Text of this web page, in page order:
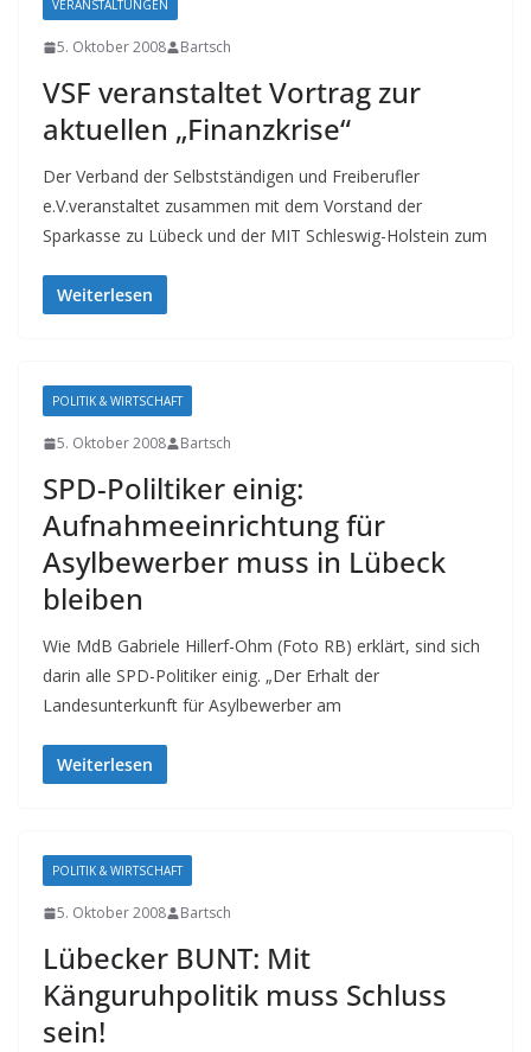
VERANSTALTUNGEN
5. Oktober 2008 Bartsch
VSF veranstaltet Vortrag zur
aktuellen „Finanzkrise“
Der Verband der Selbstständigen und Freiberufler
e.V.veranstaltet zusammen mit dem Vorstand der
Sparkasse zu Lübeck und der MIT Schleswig-Holstein zum
Weiterlesen
POLITIK & WIRTSCHAFT
5. Oktober 2008 Bartsch
SPD-Poliltiker einig:
Aufnahmeeinrichtung für
Asylbewerber muss in Lübeck
bleiben
Wie MdB Gabriele Hillerf-Ohm (Foto RB) erklärt, sind sich
darin alle SPD-Politiker einig. „Der Erhalt der
Landesunterkunft für Asylbewerber am
Weiterlesen
POLITIK & WIRTSCHAFT
5. Oktober 2008 Bartsch
Lübecker BUNT: Mit
Känguruhpolitik muss Schluss
sein!